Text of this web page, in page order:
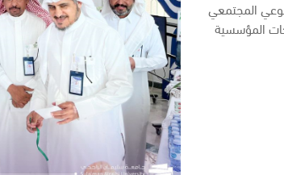
المجتمعي
المؤسسية